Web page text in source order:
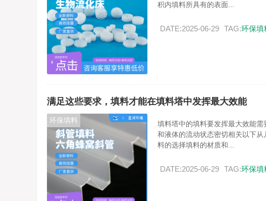
积内填料所具有的表面...
DATE:2025-06-29 TAG:环保填
满足这些要求，填料才能在填料塔中发挥最大效能
环保填料
填料塔中的填料要发挥最大效能
和液体的流动状态密切相关以下
料的选择填料的材质和...
DATE:2025-06-29 TAG:环保填